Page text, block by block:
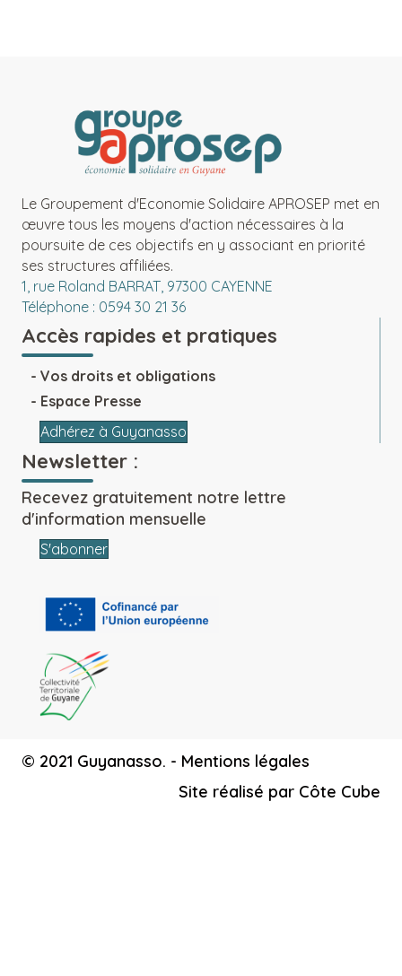
Le Groupement d'Economie Solidaire APROSEP met en
œuvre tous les moyens d'action nécessaires à la
poursuite de ces objectifs en y associant en priorité
ses structures affiliées.
1, rue Roland BARRAT, 97300 CAYENNE
Téléphone : 0594 30 21 36
Accès rapides et pratiques
Vos droits et obligations
Espace Presse
Adhérez à Guyanasso
Newsletter :
Recevez gratuitement notre lettre
d'information mensuelle
S'abonner
© 2021 Guyanasso. - Mentions légales
Site réalisé par Côte Cube